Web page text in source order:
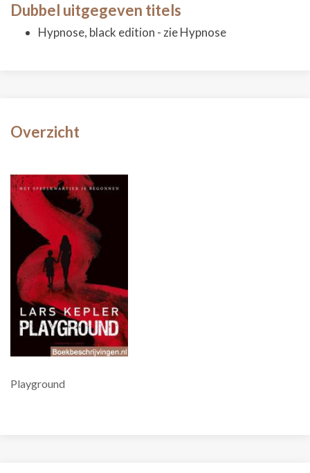
Dubbel uitgegeven titels
Hypnose, black edition - zie Hypnose
Overzicht
Playground